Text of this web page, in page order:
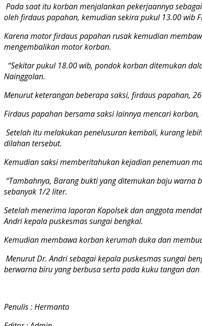
Pada saat itu korban menjalankan pekerjaannya
oleh firdaus papahan, kemudian sekira pukul 13.00 wib
Karena motor firdaus papahan rusak kemudian
mengembalikan motor korban.
“Sekitar pukul 18.00 wib, pondok korban ditemukan
Nainggolan.
Menurut keterangan beberapa saksi, firdaus papahan,
Firdaus papahan bersama saksi lainnya mencari
Setelah itu melakukan penelusuran kembali, kurang
dilahan tersebut.
Kemudian saksi memberitahukan kejadian penemuan
“Tambahnya, Barang bukti yang ditemukan baju
sebanyak 1/2 liter.
Setelah menerima laporan Kapolsek dan anggota
Andri kepala puskesmas sungai bengkal.
Kemudian membawa korban kerumah duka dan
Menurut Dr. Andri sebagai kepala puskesmas sungai
berwarna biru yang berbusa serta pada kuku tangan
Penulis : Hermanto